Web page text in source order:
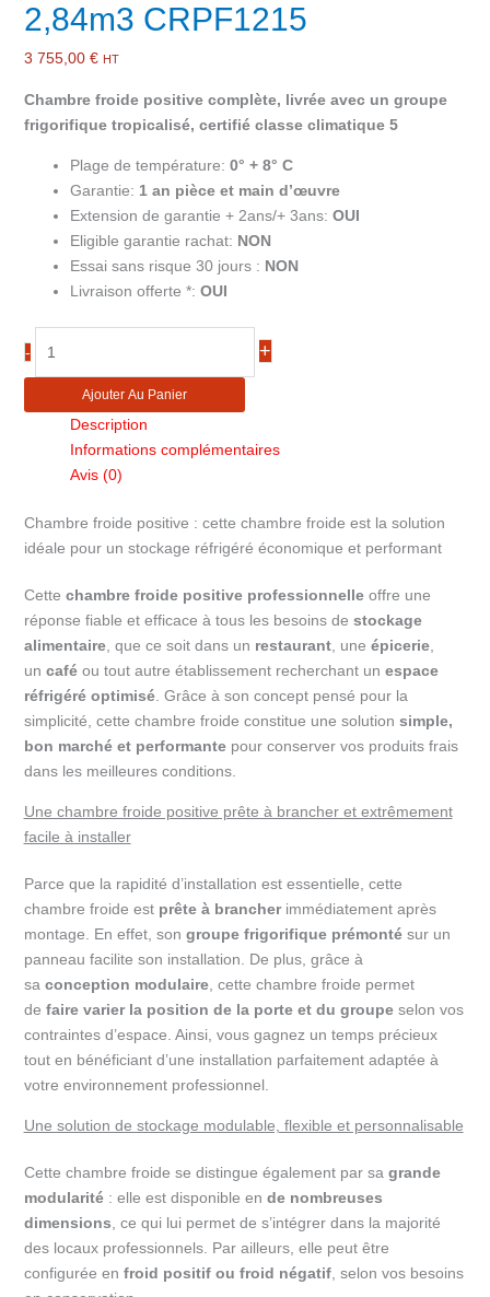
2,84m3 CRPF1215
3 755,00 € HT
Chambre froide positive complète, livrée avec un groupe
frigorifique tropicalisé, certifié classe climatique 5
Plage de température: 0° + 8° C
Garantie: 1 an pièce et main d’œuvre
Extension de garantie + 2ans/+ 3ans: OUI
Eligible garantie rachat: NON
Essai sans risque 30 jours : NON
Livraison offerte *: OUI
-
de
Chambre
froide
CRPF1215
+
Ajouter Au Panier
Description
Informations complémentaires
Avis (0)
Chambre froide positive : cette chambre froide est la solution
idéale pour un stockage réfrigéré économique et performant
Cette chambre froide positive professionnelleoffre une
réponse fiable et efficace à tous les besoins de stockage
alimentaire, que ce soit dans un restaurant, une épicerie,
un caféou tout autre établissement recherchant un espace
réfrigéré optimisé. Grâce à son concept pensé pour la
simplicité, cette chambre froide constitue une solution simple,
bon marché et performantepour conserver vos produits frais
dans les meilleures conditions.
Une chambre froide positive prête à brancher et extrêmement
facile à installer
Parce que la rapidité d’installation est essentielle, cette
chambre froide est prête à brancherimmédiatement après
montage. En effet, son groupe frigorifique prémontésur un
panneau facilite son installation. De plus, grâce à
sa conception modulaire, cette chambre froide permet
de faire varier la position de la porte et du groupeselon vos
contraintes d’espace. Ainsi, vous gagnez un temps précieux
tout en bénéficiant d’une installation parfaitement adaptée à
votre environnement professionnel.
Une solution de stockage modulable, flexible et personnalisable
Cette chambre froide se distingue également par sa grande
modularité: elle est disponible en de nombreuses
dimensions, ce qui lui permet de s’intégrer dans la majorité
des locaux professionnels. Par ailleurs, elle peut être
configurée en froid positif ou froid négatif, selon vos besoins